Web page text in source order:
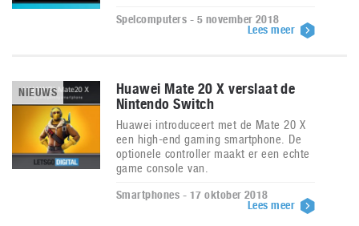
Spelcomputers - 5 november 2018
Lees meer
NIEUWS
Huawei Mate 20 X verslaat de
Nintendo Switch
Huawei introduceert met de Mate 20 X
een high-end gaming smartphone. De
optionele controller maakt er een echte
game console van.
Smartphones - 17 oktober 2018
Lees meer